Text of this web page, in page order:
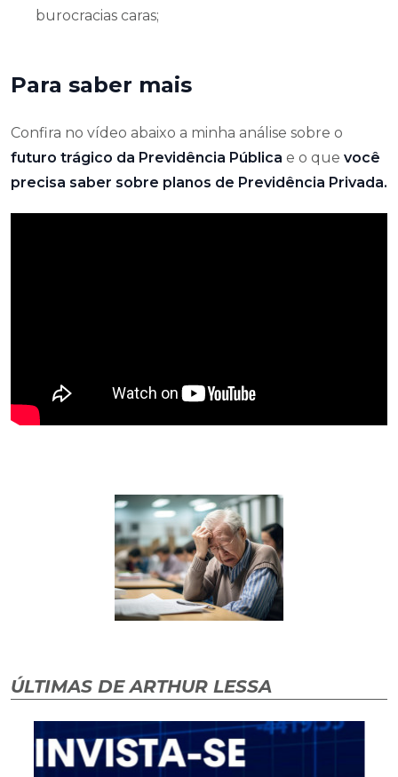
burocracias caras;
Para saber mais
Confira no vídeo abaixo a minha análise sobre o
futuro trágico da Previdência Pública e o que você
precisa saber sobre planos de Previdência Privada.
ÚLTIMAS DE ARTHUR LESSA